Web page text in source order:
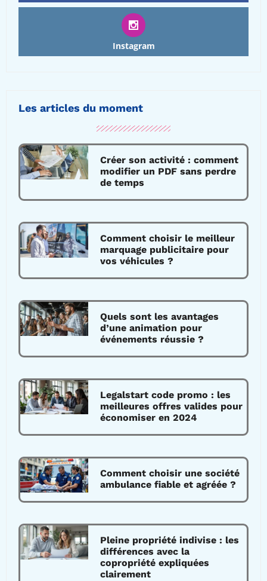
Instagram
Les articles du moment
Créer son activité : comment
modifier un PDF sans perdre
de temps
Comment choisir le meilleur
marquage publicitaire pour
vos véhicules ?
Quels sont les avantages
d’une animation pour
événements réussie ?
Legalstart code promo : les
meilleures offres valides pour
économiser en 2024
Comment choisir une société
ambulance fiable et agréée ?
Pleine propriété indivise : les
différences avec la
copropriété expliquées
clairement